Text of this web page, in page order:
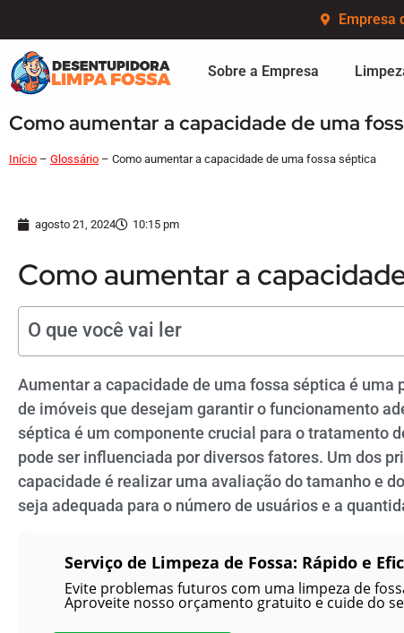
Empresa
Sobre a Empresa
Como aumentar a capacidade de uma
Início – Glossário – Como aumentar a capacidade de uma fossa séptica
agosto 21, 2024 10:15 pm
Como aumentar a
O que você vai ler
Aumentar a capacidade de uma fossa séptica é
de imóveis que desejam garantir o funcionamento
séptica é um componente crucial para o tratamento
pode ser influenciada por diversos fatores. Um dos
capacidade é realizar uma avaliação do tamanho e
seja adequada para o número de usuários e a
Serviço de Limpeza de Fossa: Rápido e
Evite problemas futuros com uma limpeza de
Aproveite nosso orçamento gratuito e cuide do